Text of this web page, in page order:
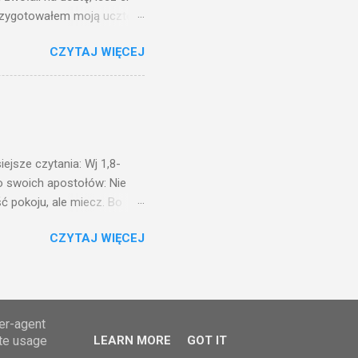
moją ucztę:
Na to król uniósł się
sługom: Uczta
na ucztę wszystkich,
I sala zapełniła się
CZYTAJ WIĘCEJ
czytania: Wj 1,8-
swoich apostołów: Nie
pokoju, ale miecz. Bo
Mnie godzien. I kto kocha
Mnie posłał. Kto
jako
CZYTAJ WIĘCEJ
agent
usage
LEARN MORE GOT IT